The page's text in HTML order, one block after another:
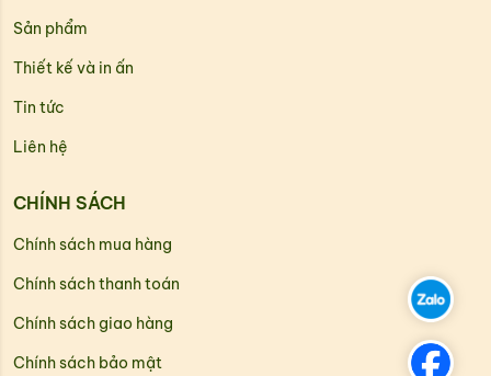
Sản phẩm
Thiết kế và in ấn
Tin tức
Liên hệ
CHÍNH SÁCH
Chính sách mua hàng
Chính sách thanh toán
Chính sách giao hàng
Chính sách bảo mật